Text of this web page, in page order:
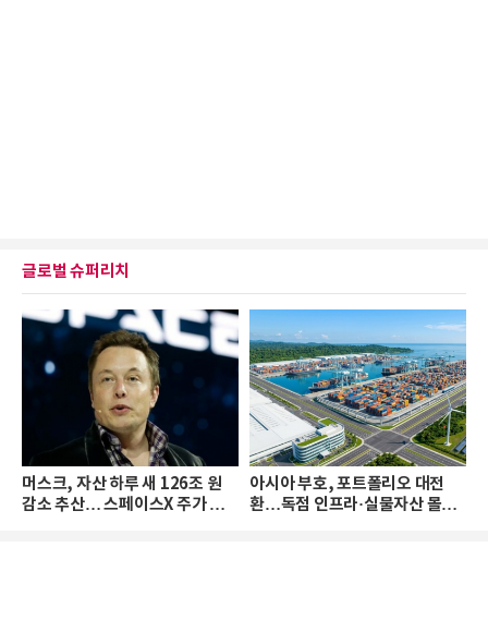
글로벌 슈퍼리치
머스크, 자산 하루 새 126조 원
감소 추산… 스페이스X 주가 하
아시아 부호, 포트폴리오 대전
환…독점 인프라·실물자산 몰린